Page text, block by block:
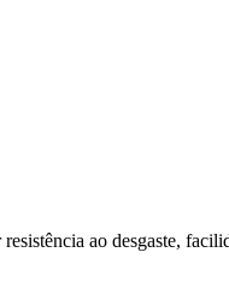
ao desgaste,